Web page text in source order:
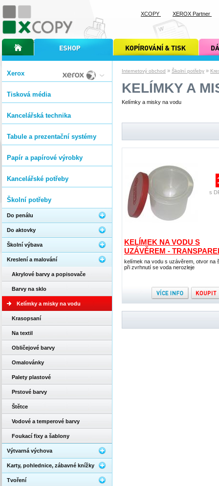
Internetový obchod » Školní potřeby »
KELÍMKY A
Kelímky a misky na vodu
KELÍMEK NA VODU S
UZÁVĚREM -
kelímek na vodu s uzávěrem, otvor na
při zvrhnutí se voda nerozleje
s
Xerox
Tisková média
Kancelářská technika
Tabule a prezentační systémy
Papír a papírové výrobky
Kancelářské potřeby
Školní potřeby
Do penálu
Do aktovky
Školní výbava
Kreslení a malování
Akrylové barvy a popisovače
Barvy na sklo
Kelímky a misky na vodu
Krasopsaní
Na textil
Obličejové barvy
Omalovánky
Palety plastové
Prstové barvy
Štětce
Vodové a temperové barvy
Foukací fixy a šablony
Výtvarná výchova
Karty, pohlednice, zábavné knížky
Tvoření
úvodní stránka xcopyinternetový obchod xcopy kopírování a tisk xcopy dárkové
XCOPY XEROX Partner